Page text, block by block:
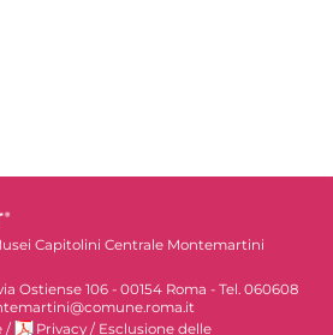
Capitolini Centrale Montemartini
Ostiense 106 - 00154 Roma - Tel. 060608
/ Privacy / Esclusione delle